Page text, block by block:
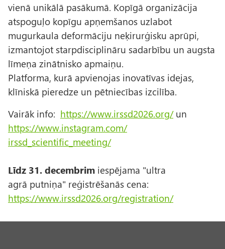
vienā unikālā pasākumā. Kopīgā organizācija
atspoguļo kopīgu apņemšanos uzlabot
mugurkaula deformāciju neķirurģisku aprūpi,
izmantojot starpdisciplināru sadarbību un augsta
līmeņa zinātnisko apmaiņu.
Platforma, kurā apvienojas inovatīvas idejas,
klīniskā pieredze un pētniecības izcilība.
Vairāk info: https://www.irssd2026.org/un
https://www.instagram.com/
irssd_scientific_meeting/
Līdz 31. decembrim iespējama "ultra
agrā putniņa" reģistrēšanās cena:
https://www.irssd2026.org/registration/